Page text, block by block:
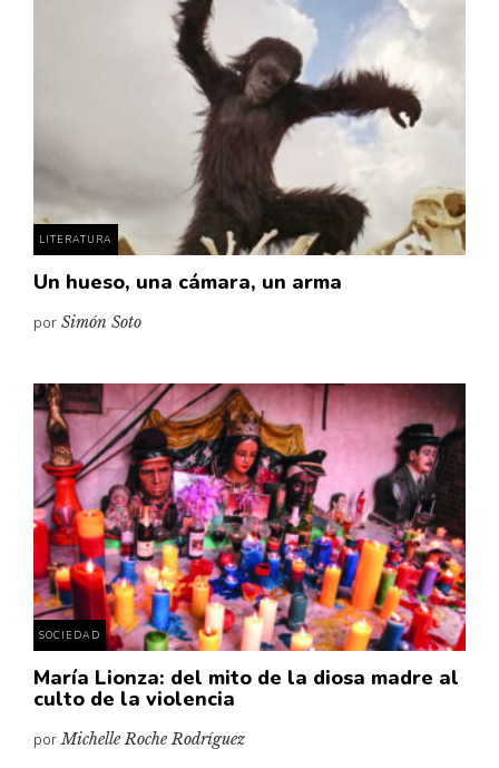
LITERATURA
Un hueso, una cámara, un arma
por Simón Soto
SOCIEDAD
María Lionza: del mito de la diosa madre al
culto de la violencia
porMichelle Roche Rodríguez